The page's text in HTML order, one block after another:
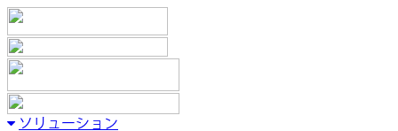
ソリューション